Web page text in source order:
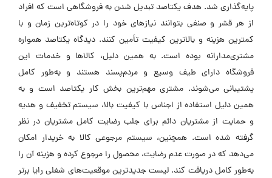
پایه‌گذاری شد. هدف یکتاصد تبدیل شدن به فروشگاهی است که افراد
از هر قشر و صنفی بتوانند نیازهای خود را در کوتاه‌ترین زمان و با
کمترین هزینه و بالاترین کیفیت تأمین کنند. دیدگاه یکتاصد همواره
مشتری‌مدارانه بوده است. به همین دلیل، کالاها و خدمات این
فروشگاه دارای طیف وسیع و مردم‌پسند هستند و به‌طور کامل
پشتیبانی می‌شوند. مشتری مهم‌ترین بخش کار یکتاصد است و به
همین دلیل استفاده از اجناس با کیفیت بالا، سیستم تخفیف و هدیه
و حمایت از مشتریان دائم برای جلب رضایت کامل مشتریان در نظر
گرفته شده است. همچنین، سیستم مرجوعی کالا به خریدار امکان
می‌دهد که در صورت عدم رضایت، محصول را مرجوع کرده و هزینه آن را
به‌طور کامل دریافت کند. لیست جدیدترین موقعیت‌های شغلی رایا برتر